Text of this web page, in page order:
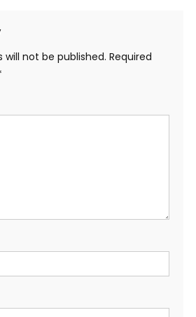
will not be published. Required